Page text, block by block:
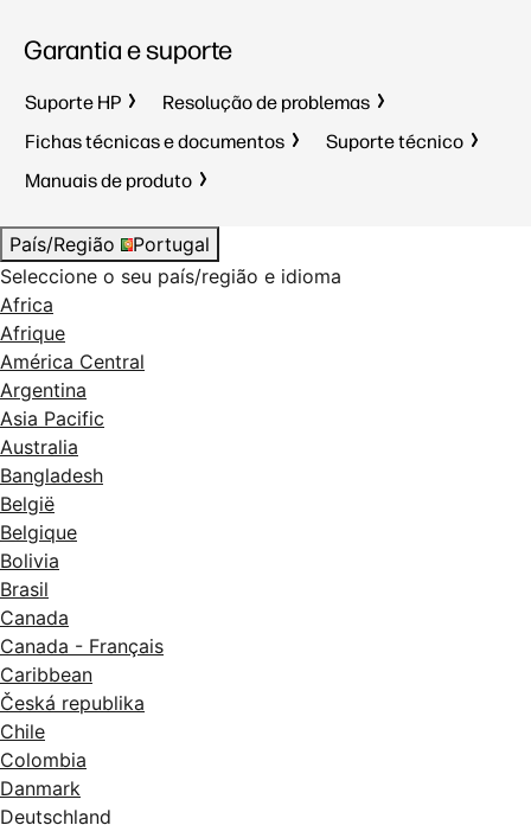
Garantia e suporte
Suporte HP
Resolução de problemas
Fichas técnicas e documentos
Suporte técnico
Manuais de produto
País/Região
Portugal
Seleccione o seu país/região e idioma
Africa
Afrique
América Central
Argentina
Asia Pacific
Australia
Bangladesh
België
Belgique
Bolivia
Brasil
Canada
Canada - Français
Caribbean
Česká republika
Chile
Colombia
Danmark
Deutschland